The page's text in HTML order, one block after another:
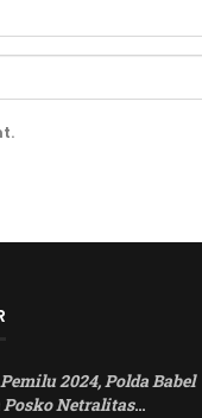
2024, Polda Babel
Netralitas…